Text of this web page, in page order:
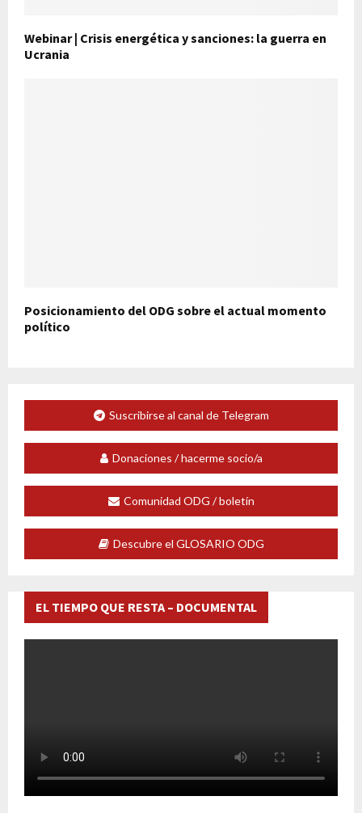
Webinar | Crisis energética y sanciones: la guerra en
Ucrania
Posicionamiento del ODG sobre el actual momento
político
Suscribirse al canal de Telegram
Donaciones / hacerme socio/a
Comunidad ODG / boletín
Descubre el GLOSARIO ODG
EL TIEMPO QUE RESTA – DOCUMENTAL